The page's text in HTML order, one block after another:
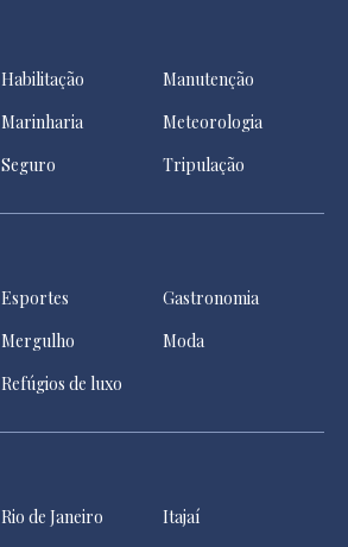
Habilitação
Manutenção
Marinharia
Meteorologia
Seguro Tripulação
Esportes
Gastronomia
Mergulho
Moda
Refúgios de luxo
Rio de Janeiro
Itajaí